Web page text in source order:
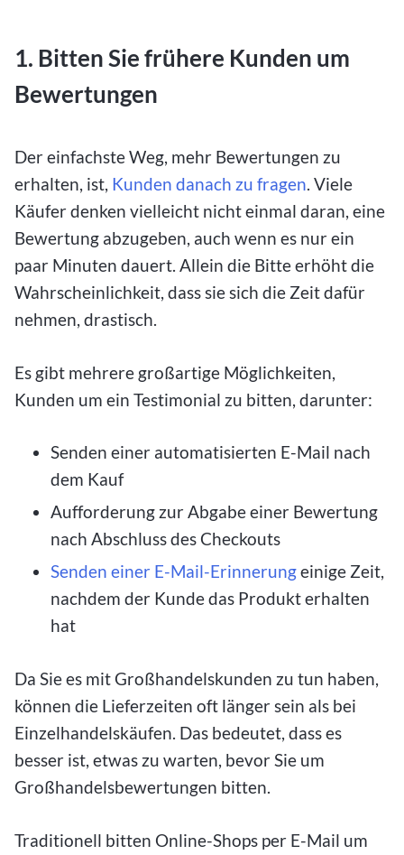
1. Bitten Sie frühere Kunden um
Bewertungen
Der einfachste Weg, mehr Bewertungen zu
erhalten, ist, Kunden danach zu fragen. Viele
Käufer denken vielleicht nicht einmal daran, eine
Bewertung abzugeben, auch wenn es nur ein
paar Minuten dauert. Allein die Bitte erhöht die
Wahrscheinlichkeit, dass sie sich die Zeit dafür
nehmen, drastisch.
Es gibt mehrere großartige Möglichkeiten,
Kunden um ein Testimonial zu bitten, darunter:
Senden einer automatisierten E-Mail nach
dem Kauf
Aufforderung zur Abgabe einer Bewertung
nach Abschluss des Checkouts
Senden einer E-Mail-Erinnerungeinige Zeit,
nachdem der Kunde das Produkt erhalten
hat
Da Sie es mit Großhandelskunden zu tun haben,
können die Lieferzeiten oft länger sein als bei
Einzelhandelskäufen. Das bedeutet, dass es
besser ist, etwas zu warten, bevor Sie um
Großhandelsbewertungen bitten.
Traditionell bitten Online-Shops per E-Mail um